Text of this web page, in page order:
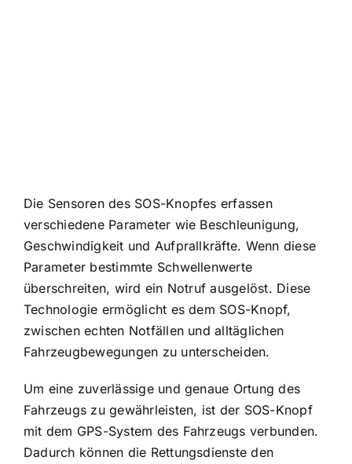
Die Sensoren des SOS-Knopfes erfassen
verschiedene Parameter wie Beschleunigung,
Geschwindigkeit und Aufprallkräfte. Wenn diese
Parameter bestimmte Schwellenwerte
überschreiten, wird ein Notruf ausgelöst. Diese
Technologie ermöglicht es dem SOS-Knopf,
zwischen echten Notfällen und alltäglichen
Fahrzeugbewegungen zu unterscheiden.
Um eine zuverlässige und genaue Ortung des
Fahrzeugs zu gewährleisten, ist der SOS-Knopf
mit dem GPS-System des Fahrzeugs verbunden.
Dadurch können die Rettungsdienste den